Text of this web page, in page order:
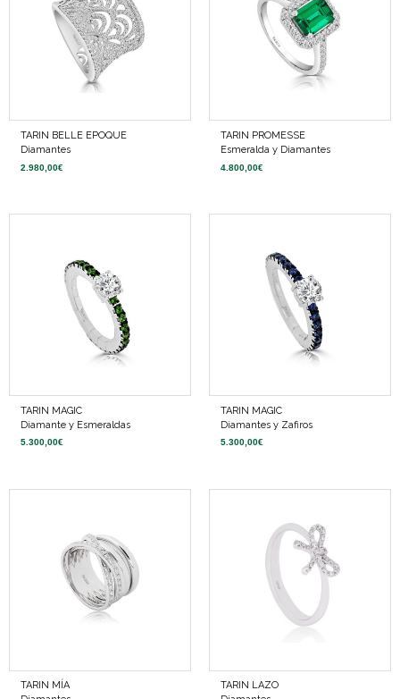
TARIN BELLE EPOQUE
Diamantes
2.980,00€
TARIN PROMESSE
Esmeralda y Diamantes
4.800,00€
TARIN MAGIC
Diamante y Esmeraldas
5.300,00€
TARIN MAGIC
Diamantes y Zafiros
5.300,00€
TARIN MÍA
TARIN LAZO